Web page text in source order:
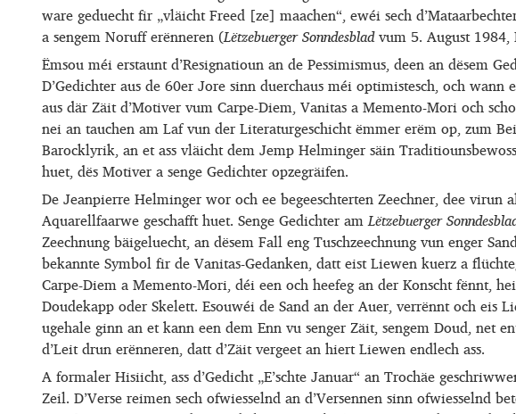
ware geduecht fir „vläicht Freed [ze] maachen“, ewéi sech
a sengem Noruff erënneren (Lëtzebuerger Sonndesbladvum 5. August 1984,
Ëmsou méi erstaunt d’Resignatioun an de Pessimismus, deen an dësem
D’Gedichter aus de 60er Jore sinn duerchaus méi optimistesch, och wann
aus där Zäit d’Motiver vum Carpe-Diem, Vanitas a Memento-Mori och
nei an tauchen am Laf vun der Literaturgeschicht ëmmer erëm op, zum
Barocklyrik, an et ass vläicht dem Jemp Helminger säin
huet, dës Motiver a senge Gedichter opzegräifen.
De Jeanpierre Helminger wor och ee begeeschterten Zeechner, dee virun
Aquarellfaarwe geschafft huet. Senge Gedichter amLëtzebuerger
Zeechnung bäigeluecht, an dësem Fall eng Tuschzeechnung vun enger
bekannte Symbol fir de Vanitas-Gedanken, datt eist Liewen kuerz a
Carpe-Diem a Memento-Mori, déi een och heefeg an der Konscht fënnt,
Doudekapp oder Skelett. Esouwéi de Sand an der Auer, verrënnt och eis
ugehale ginn an et kann een dem Enn vu senger Zäit, sengem Doud, net
d’Leit drun erënneren, datt d’Zäit vergeet an hiert Liewen endlech ass.
A formaler Hisiicht, ass d’Gedicht „E’schte Januar“ an Trochäe
Zeil. D’Verse reimen sech ofwiesselnd an d’Versennen sinn ofwiesselnd